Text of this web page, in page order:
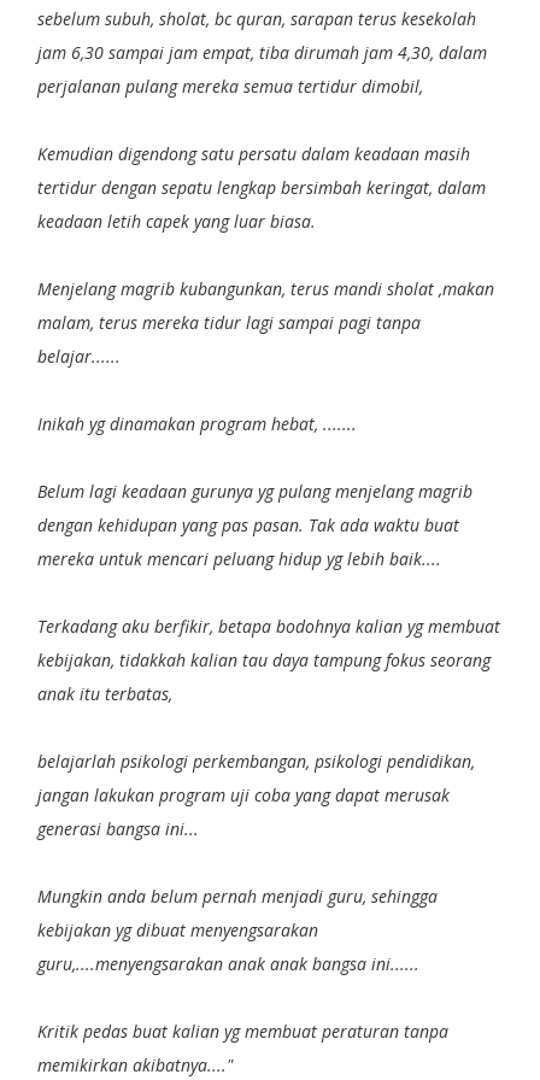
sebelum subuh, sholat, bc quran, sarapan terus kesekolah
jam 6,30 sampai jam empat, tiba dirumah jam 4,30, dalam
perjalanan pulang mereka semua tertidur dimobil,
Kemudian digendong satu persatu dalam keadaan masih
tertidur dengan sepatu lengkap bersimbah keringat, dalam
keadaan letih capek yang luar biasa.
Menjelang magrib kubangunkan, terus mandi sholat ,makan
malam, terus mereka tidur lagi sampai pagi tanpa
belajar......
Inikah yg dinamakan program hebat, .......
Belum lagi keadaan gurunya yg pulang menjelang magrib
dengan kehidupan yang pas pasan. Tak ada waktu buat
mereka untuk mencari peluang hidup yg lebih baik....
Terkadang aku berfikir, betapa bodohnya kalian yg membuat
kebijakan, tidakkah kalian tau daya tampung fokus seorang
anak itu terbatas,
belajarlah psikologi perkembangan, psikologi pendidikan,
jangan lakukan program uji coba yang dapat merusak
generasi bangsa ini...
Mungkin anda belum pernah menjadi guru, sehingga
kebijakan yg dibuat menyengsarakan
guru,....menyengsarakan anak anak bangsa ini......
Kritik pedas buat kalian yg membuat peraturan tanpa
memikirkan akibatnya...."